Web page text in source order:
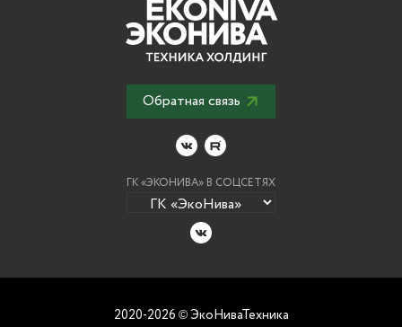
Обратная связь
ГК «ЭКОНИВА» В СОЦСЕТЯХ
2020-2026 ©ЭкоНиваТехника